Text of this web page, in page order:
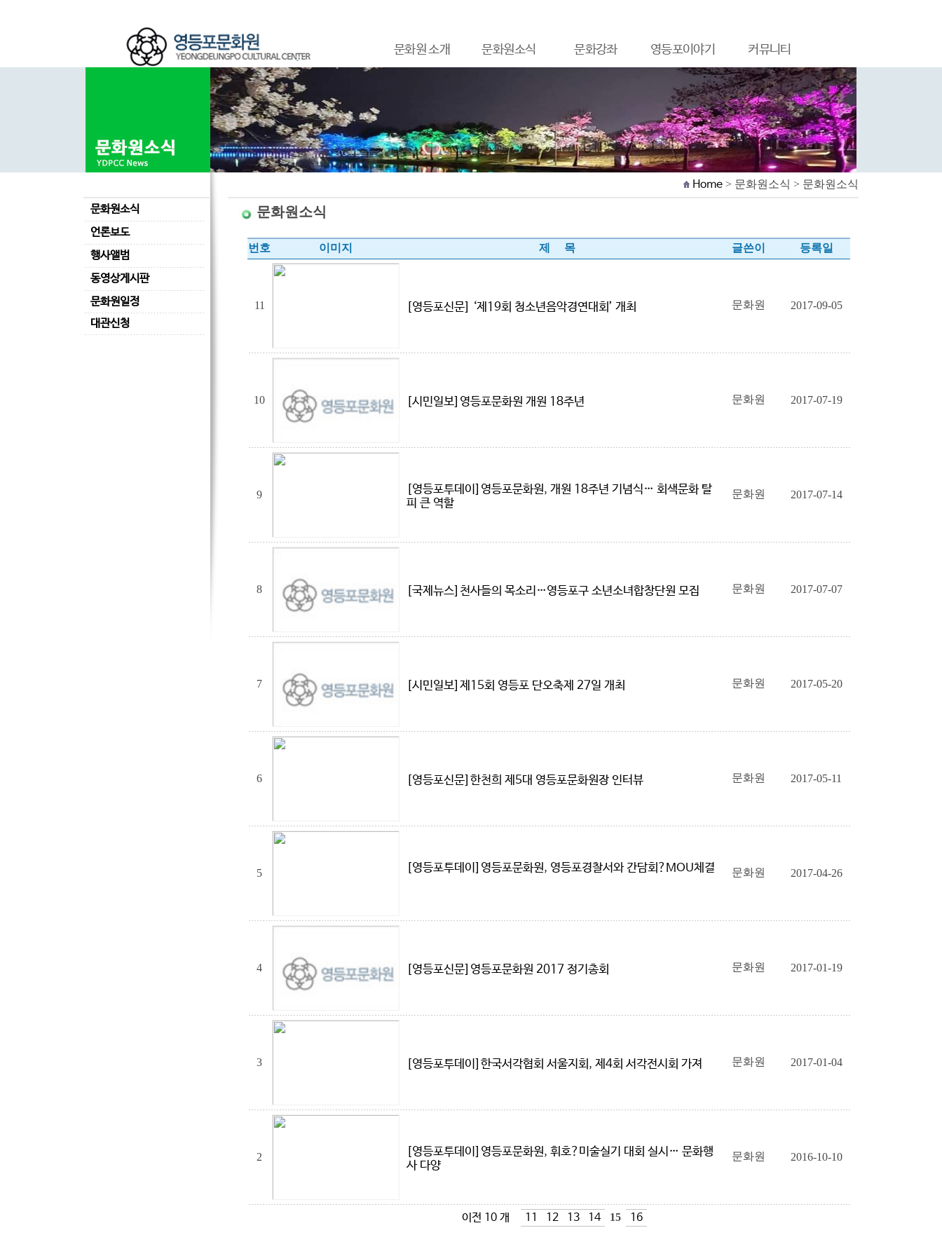
문화원 소개 문화원소식 문화강좌 영등포이야기 커뮤니티
문화원소식
언론보도
행사앨범
동영상게시판
문화원일정
대관신청
Home > 문화원소식 > 문화원소식
문화원소식
번호 이미지 제 목 글쓴이 등록일
11 [영등포신문] ‘제19회 청소년음악경연대회’ 개최 문화원 2017-09-05
10 [시민일보]영등포문화원 개원 18주년 문화원 2017-07-19
9
[영등포투데이]영등포문화원, 개원 18주년 기념식… 회색문화 탈
피 큰 역할
문화원 2017-07-14
8 [국제뉴스]천사들의 목소리…영등포구 소년소녀합창단원 모집 문화원 2017-07-07
7 [시민일보]제15회 영등포 단오축제 27일 개최 문화원 2017-05-20
6 [영등포신문]한천희 제5대 영등포문화원장 인터뷰 문화원 2017-05-11
5 [영등포투데이]영등포문화원, 영등포경찰서와 간담회?MOU체결 문화원 2017-04-26
4 [영등포신문]영등포문화원 2017 정기총회 문화원 2017-01-19
3 [영등포투데이]한국서각협회 서울지회, 제4회 서각전시회 가져 문화원 2017-01-04
2
[영등포투데이]영등포문화원, 휘호?미술실기 대회 실시… 문화행
사 다양
문화원 2016-10-10
이전 10 개 11 12 13 14 15 16